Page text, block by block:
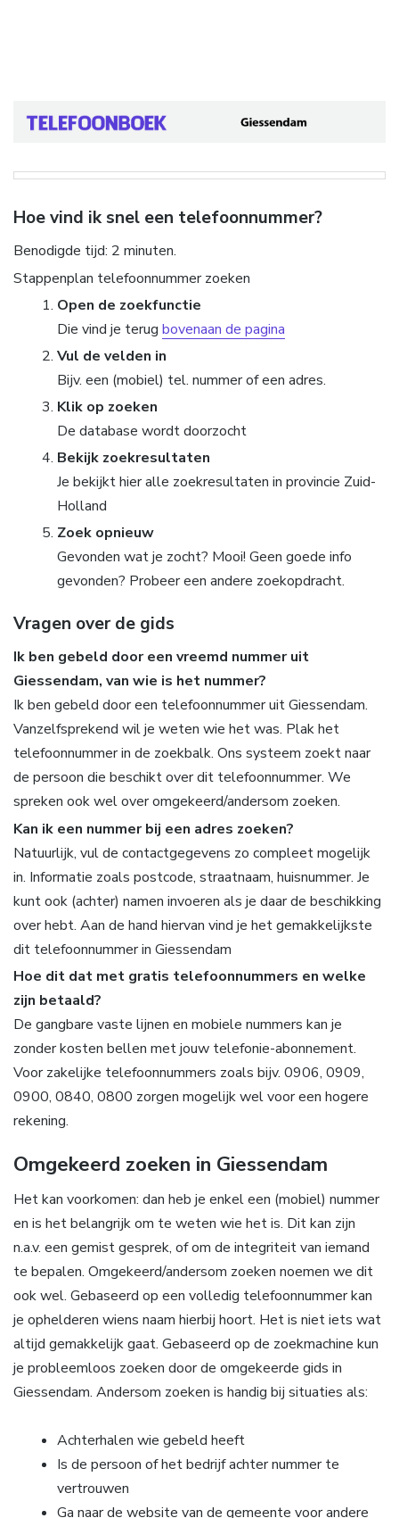
Hoe vind ik snel een telefoonnummer?
Benodigde tijd: 2 minuten.
Stappenplan telefoonnummer zoeken
Open de zoekfunctie
Die vind je terug bovenaan de pagina
Vul de velden in
Bijv. een (mobiel) tel. nummer of een adres.
Klik op zoeken
De database wordt doorzocht
Bekijk zoekresultaten
Je bekijkt hier alle zoekresultaten in provincie Zuid-
Holland
Zoek opnieuw
Gevonden wat je zocht? Mooi! Geen goede info
gevonden? Probeer een andere zoekopdracht.
Vragen over de gids
Ik ben gebeld door een vreemd nummer uit
Giessendam, van wie is het nummer?
Ik ben gebeld door een telefoonnummer uit Giessendam.
Vanzelfsprekend wil je weten wie het was. Plak het
telefoonnummer in de zoekbalk. Ons systeem zoekt naar
de persoon die beschikt over dit telefoonnummer. We
spreken ook wel over omgekeerd/andersom zoeken.
Kan ik een nummer bij een adres zoeken?
Natuurlijk, vul de contactgegevens zo compleet mogelijk
in. Informatie zoals postcode, straatnaam, huisnummer. Je
kunt ook (achter) namen invoeren als je daar de beschikking
over hebt. Aan de hand hiervan vind je het gemakkelijkste
dit telefoonnummer in Giessendam
Hoe dit dat met gratis telefoonnummers en welke
zijn betaald?
De gangbare vaste lijnen en mobiele nummers kan je
zonder kosten bellen met jouw telefonie-abonnement.
Voor zakelijke telefoonnummers zoals bijv. 0906, 0909,
0900, 0840, 0800 zorgen mogelijk wel voor een hogere
rekening.
Omgekeerd zoeken in Giessendam
Het kan voorkomen: dan heb je enkel een (mobiel) nummer
en is het belangrijk om te weten wie het is. Dit kan zijn
n.a.v. een gemist gesprek, of om de integriteit van iemand
te bepalen. Omgekeerd/andersom zoeken noemen we dit
ook wel. Gebaseerd op een volledig telefoonnummer kan
je ophelderen wiens naam hierbij hoort. Het is niet iets wat
altijd gemakkelijk gaat. Gebaseerd op de zoekmachine kun
je probleemloos zoeken door de omgekeerde gids in
Giessendam. Andersom zoeken is handig bij situaties als:
Achterhalen wie gebeld heeft
Is de persoon of het bedrijf achter nummer te
vertrouwen
Ga naar de website van de gemeente voor andere